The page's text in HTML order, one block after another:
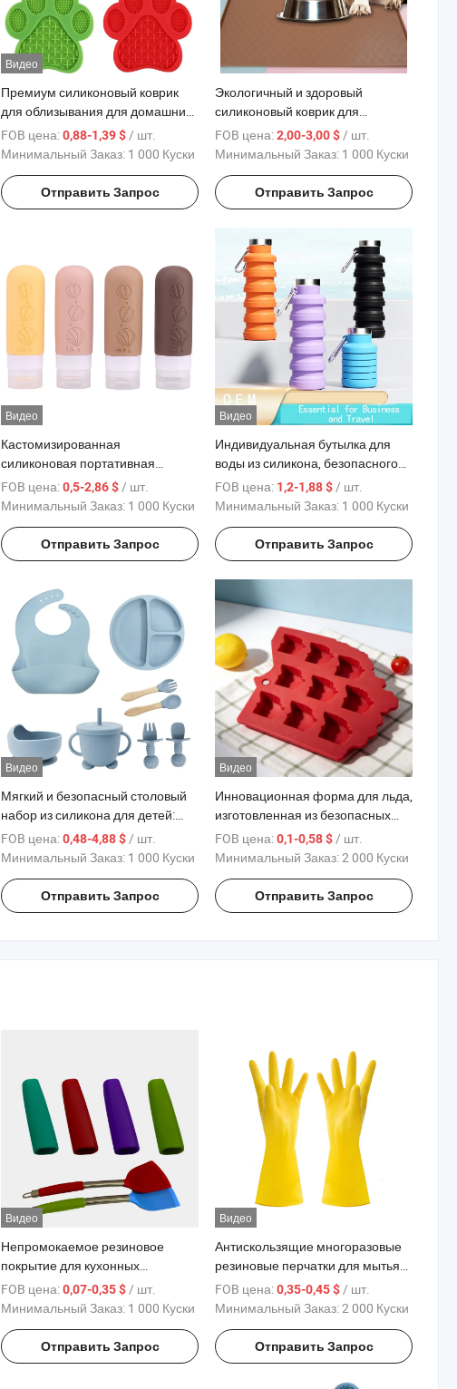
Видео
Премиум силиконовый коврик
для облизывания для домашних
животных и собак
FOB цена:0,88-1,39 $/ шт.
Минимальный Заказ: 1 000 Куски
Отправить Запрос
Экологичный и здоровый
силиконовый коврик для
домашних животных высокого
качества
FOB цена:2,00-3,00 $/ шт.
Минимальный Заказ: 1 000 Куски
Отправить Запрос
Видео
Кастомизированная
силиконовая портативная
бутылка, герметичная, для
шампуня, геля для душа и
портативная бутылка для
путешествий
FOB цена:0,5-2,86 $/ шт.
Минимальный Заказ: 1 000 Куски
Отправить Запрос
Видео
Индивидуальная бутылка для
воды из силикона, безопасного
для пищевых продуктов,
многоразовая, складная,
для спорта
FOB цена: 1,2-1,88 $/ шт.
Минимальный Заказ: 1 000 Куски
Отправить Запрос
Видео
Мягкий и безопасный столовый
набор из силикона для детей:
вилка и ложка
FOB цена:0,48-4,88 $/ шт.
Минимальный Заказ: 1 000 Куски
Отправить Запрос
Видео
Инновационная форма для льда,
изготовленная из безопасных
материалов силикона,
пригодных для пищевых
FOB цена:0,1-0,58 $/ шт.
Минимальный Заказ:2 000 Куски
Отправить Запрос
Видео
Непромокаемое резиновое
покрытие для кухонных
принадлежностей, накладка на
ручку для силиконового шпателя
FOB цена:0,07-0,35 $/ шт.
Минимальный Заказ: 1 000 Куски
Отправить Запрос
Видео
Антискользящие многоразовые
резиновые перчатки для мытья
посуды, водонепроницаемые
для домашней уборки, перчатки
FOB цена:0,35-0,45 $/ шт.
Минимальный Заказ:2 000 Куски
Отправить Запрос